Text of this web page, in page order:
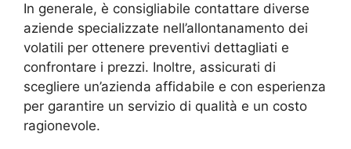
In generale, è consigliabile contattare diverse
aziende specializzate nell’allontanamento dei
volatili per ottenere preventivi dettagliati e
confrontare i prezzi. Inoltre, assicurati di
scegliere un’azienda affidabile e con esperienza
per garantire un servizio di qualità e un costo
ragionevole.